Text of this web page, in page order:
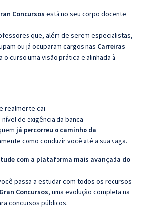
Concursos está no seu corpo docente
que, além de serem especialistas,
ou já ocuparam cargos nas Carreiras
o curso uma visão prática e alinhada à
realmente cai
de exigência da banca
já percorreu o caminho da
como conduzir você até a sua vaga.
com a plataforma mais avançada do
passa a estudar com todos os recursos
Concursos, uma evolução completa na
concursos públicos.